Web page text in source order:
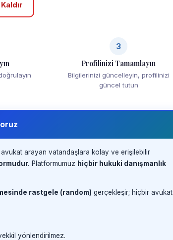
3
Profilinizi Tamamlayın
Bilgilerinizi güncelleyin, profilinizi
güncel tutun
avukat arayan vatandaşlara kolay ve erişilebilir
Platformumuz hiçbir hukuki danışmanlık
rastgele (random) gerçekleşir; hiçbir avukat
yönlendirilmez.